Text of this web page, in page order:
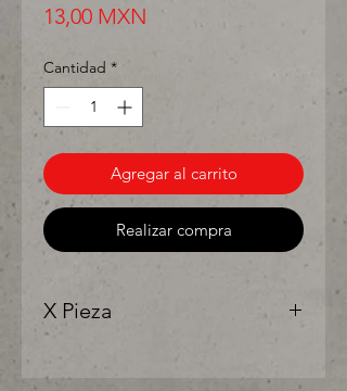
13,00 MXN
Cantidad *
Agregar al carrito
Realizar compra
X Pieza
solo los mejores precios para tu